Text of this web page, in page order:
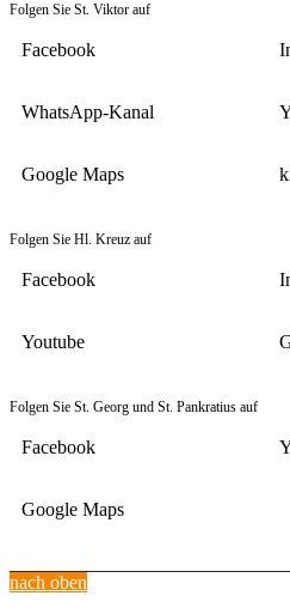
Folgen Sie St. Viktor auf
Facebook
WhatsApp-Kanal
Google Maps
Folgen Sie Hl. Kreuz auf
Facebook
Youtube
Folgen Sie St. Georg und St. Pankratius auf
Facebook
Google Maps
nach oben